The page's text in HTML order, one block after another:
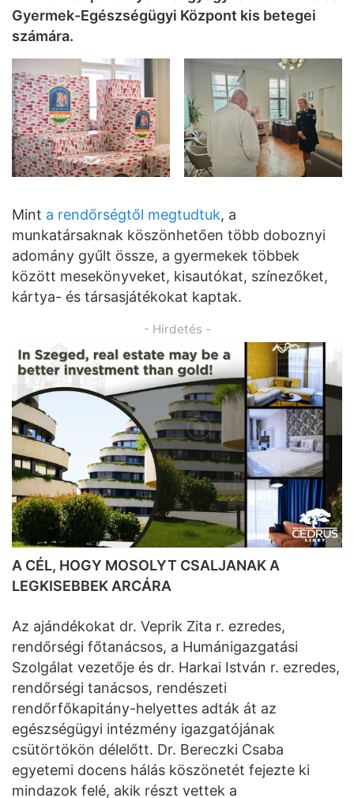
Gyermek-Egészségügyi Központ kis betegei
számára.
Mint a rendőrségtől megtudtuk, a
munkatársaknak köszönhetően több doboznyi
adomány gyűlt össze, a gyermekek többek
között mesekönyveket, kisautókat, színezőket,
kártya- és társasjátékokat kaptak.
- Hirdetés -
A CÉL, HOGY MOSOLYT CSALJANAK A
LEGKISEBBEK ARCÁRA
Az ajándékokat dr. Veprik Zita r. ezredes,
rendőrségi főtanácsos, a Humánigazgatási
Szolgálat vezetője és dr. Harkai István r. ezredes,
rendőrségi tanácsos, rendészeti
rendőrfőkapitány-helyettes adták át az
egészségügyi intézmény igazgatójának
csütörtökön délelőtt. Dr. Bereczki Csaba
egyetemi docens hálás köszönetét fejezte ki
mindazok felé, akik részt vettek a